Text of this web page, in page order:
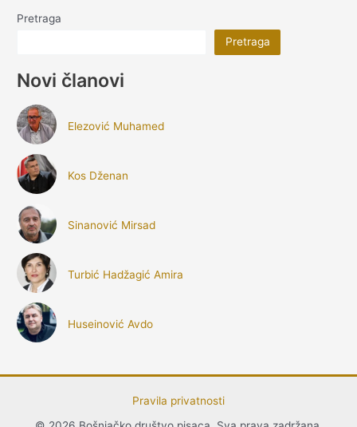
Pretraga
Pretraga
Novi članovi
Elezović Muhamed
Kos Dženan
Sinanović Mirsad
Turbić Hadžagić Amira
Huseinović Avdo
Pravila privatnosti